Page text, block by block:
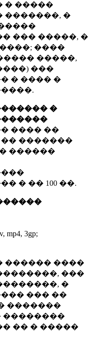
� �����
�������, �
��� �����, �
����
�����,
���
� ���� �
�
���� ��
�� �������
������
� �� 100 ��.
mp4, 3gp;
������ ����
���
�
��� ��
�������
��������
�� � �����